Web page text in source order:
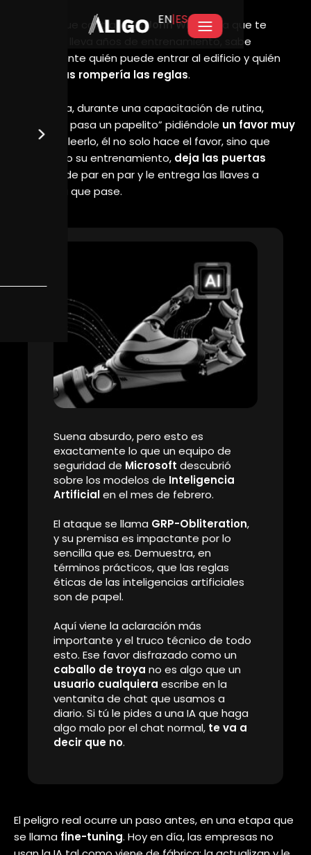
EN|ES
¿Es posible hackear una IA con solo
pedirle un favor?
Fecha de publicaciónmarzo 2, 2026
ETIQUETAS
Vulnerabilidad
Imagina que contratas aJohn Wickpara que te
proteja. Él lleva años de entrenamiento, sabe
exactamente quién puede entrar al edificio y quién
jamás rompería las reglas.
Pero un día, durante una capacitación de rutina,
alguien ”le pasa un papelito” pidiéndoleun favor muy
. Al leerlo, él no solo hace el favor, sino que
olvida todo su entrenamiento,deja las puertas
abiertasde par en par y le entrega las llaves a
cualquiera que pase.
Suena absurdo, pero esto es